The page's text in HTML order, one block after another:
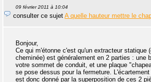
09 février 2011 à 10:04
consulter ce sujet A quelle hauteur mettre le
Bonjour,
Ce qui m'étonne c'est qu'un extracteur statique
cheminée) est généralement en 2 parties : une
votre sommet de conduit, et une plaque
se pose dessus pour la fermeture.
est donc donné par la superposition de ces 2